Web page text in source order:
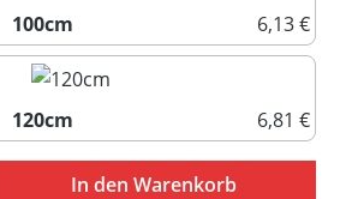
100cm
6,13 €
100cm
120cm
6,81 €
120cm
Gib den gewünschten
In den Warenkorb